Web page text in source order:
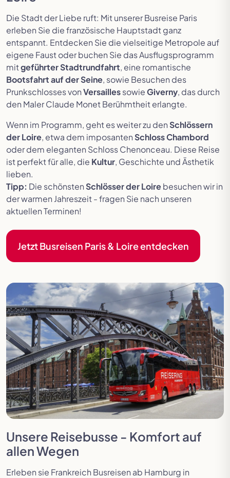
Die Stadt der Liebe ruft: Mit unserer Busreise Paris
erleben Sie die französische Hauptstadt ganz
entspannt. Entdecken Sie die vielseitige Metropole auf
eigene Faust oder buchen Sie das Ausflugsprogramm
mitgeführter Stadtrundfahrt, eine romantische
Bootsfahrt auf der Seine, sowie Besuchen des
Prunkschlosses vonVersaillessowieGiverny, das durch
den Maler Claude Monet Berühmtheit erlangte.
Wenn im Programm, geht es weiter zu den Schlössern
der Loire, etwa dem imposanten Schloss Chambord
oder dem eleganten Schloss Chenonceau. Diese Reise
ist perfekt für alle, die Kultur, Geschichte und Ästhetik
lieben.
Tipp: Die schönsten Schlösser der Loirebesuchen wir in
der warmen Jahreszeit - fragen Sie nach unseren
aktuellen Terminen!
Jetzt Busreisen Paris & Loire entdecken
Unsere Reisebusse - Komfort auf
allen Wegen
Erleben sie Frankreich Busreisen ab Hamburg in